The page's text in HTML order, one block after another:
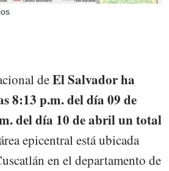
deEl Salvador ha
8:13 p.m. del día 09 de
del día 10 de abril un total
epicentral está ubicada
en el departamento de